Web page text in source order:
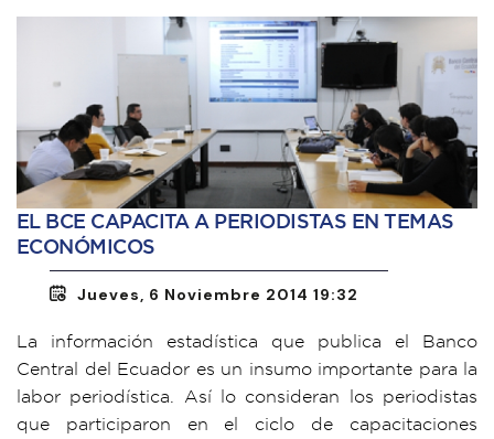
EL BCE CAPACITA A PERIODISTAS EN TEMAS
ECONÓMICOS
Jueves, 6 Noviembre 2014 19:32
La información estadística que publica el Banco
Central del Ecuador es un insumo importante para la
labor periodística. Así lo consideran los periodistas
que participaron en el ciclo de capacitaciones